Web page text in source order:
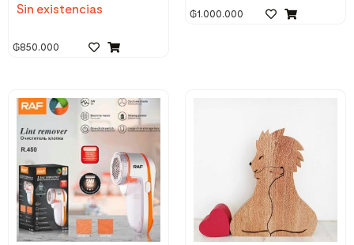
Sin existencias
₲850.000
₲1.000.000